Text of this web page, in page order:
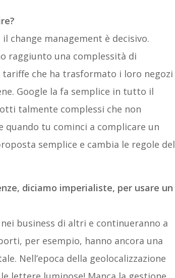
change management è decisivo.
raggiunto una complessità di
che ha trasformato i loro negozi
Google la fa semplice in tutto il
talmente complessi che non
quando tu cominci a complicare un
semplice e cambia le regole del
diciamo imperialiste, per usare un
business di altri e continueranno a
per esempio, hanno ancora una
Nell’epoca della geolocalizzazione